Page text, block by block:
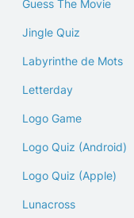
Guess The Movie
Jingle Quiz
Labyrinthe de Mots
Letterday
Logo Game
Logo Quiz (Android)
Logo Quiz (Apple)
Lunacross